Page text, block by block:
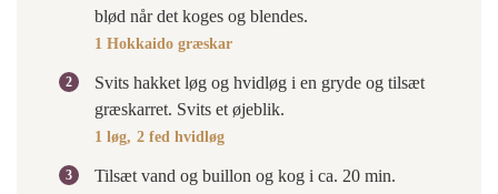
blød når det koges og blendes.
1 Hokkaido græskar
Svits hakket løg og hvidløg i en gryde og tilsæt
græskarret. Svits et øjeblik.
1 løg, 2 fed hvidløg
Tilsæt vand og buillon og kog i ca. 20 min.